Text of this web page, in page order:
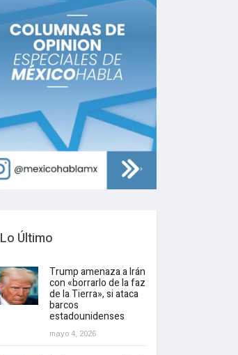
Lo Último
Trump amenaza a Irán
con «borrarlo de la faz
de la Tierra», si ataca
barcos
estadounidenses
mayo 4, 2026